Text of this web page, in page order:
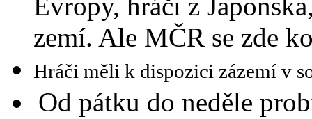
zemí. Ale MČR se zde
Hráči měli k dispozici zázemí v
Od pátku do neděle